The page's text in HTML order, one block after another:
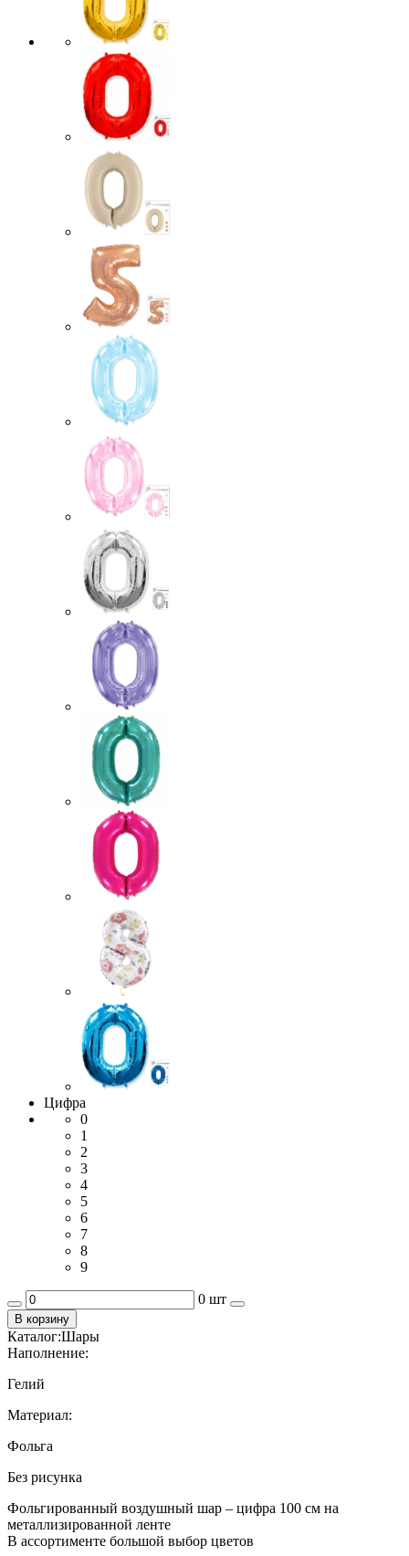
Цифра
0
1
2
3
4
5
6
7
8
9
0 шт
В корзину
Каталог:Шары
Наполнение:
Гелий
Материал:
Фольга
Без рисунка
Фольгированный воздушный шар – цифра 100 см на
металлизированной ленте
В ассортименте большой выбор цветов